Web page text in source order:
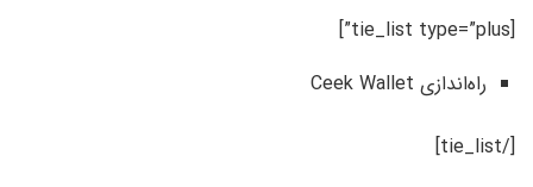
[tie_list type=”plus”]
راه‌اندازی Ceek Wallet
[/tie_list]